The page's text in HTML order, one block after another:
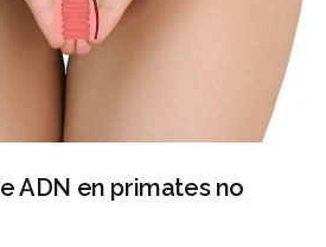
ADN en primates no